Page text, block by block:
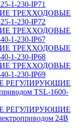
1-230-IP71
ТРЕХХОДОВЫЕ
1-230-IP72
ТРЕХХОДОВЫЕ
1-230-IP67
ТРЕХХОДОВЫЕ
1-230-IP68
ТРЕХХОДОВЫЕ
1-230-IP69
РЕГУЛИРУЮЩИЕ
TSL-1600-
РЕГУЛИРУЮЩИЕ
24В